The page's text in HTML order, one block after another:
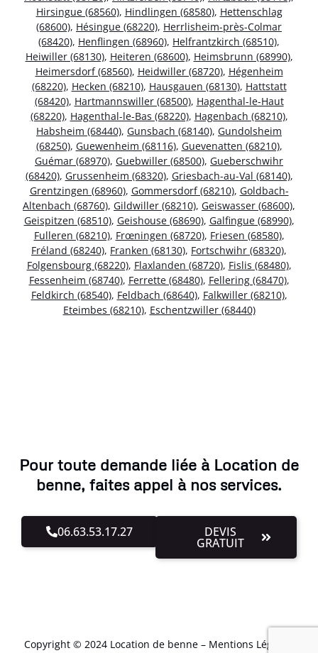
Hirsingue (68560), Hindlingen (68580), Hettenschlag
(68600), Hésingue (68220), Herrlisheim-près-Colmar
(68420), Henflingen (68960), Helfrantzkirch (68510),
Heiwiller (68130), Heiteren (68600), Heimsbrunn (68990),
Heimersdorf (68560), Heidwiller (68720), Hégenheim
(68220), Hecken (68210), Hausgauen (68130), Hattstatt
(68420), Hartmannswiller (68500), Hagenthal-le-Haut
(68220), Hagenthal-le-Bas (68220), Hagenbach (68210),
Habsheim (68440), Gunsbach (68140), Gundolsheim
(68250), Guewenheim (68116), Guevenatten (68210),
Guémar (68970), Guebwiller (68500), Gueberschwihr
(68420), Grussenheim (68320), Griesbach-au-Val (68140),
Grentzingen (68960), Gommersdorf (68210), Goldbach-
Altenbach (68760), Gildwiller (68210), Geiswasser (68600),
Geispitzen (68510), Geishouse (68690), Galfingue (68990),
Fulleren (68210), Frœningen (68720), Friesen (68580),
Fréland (68240), Franken (68130), Fortschwihr (68320),
Folgensbourg (68220), Flaxlanden (68720), Fislis (68480),
Fessenheim (68740), Ferrette (68480), Fellering (68470),
Feldkirch (68540), Feldbach (68640), Falkwiller (68210),
Eteimbes (68210), Eschentzwiller (68440)
Pour toute demande liée à Location de
benne, faites appel à nos services.
06.63.53.17.27 DEVIS
GRATUIT
Copyright © 2024 Location de benne – Mentions Légales